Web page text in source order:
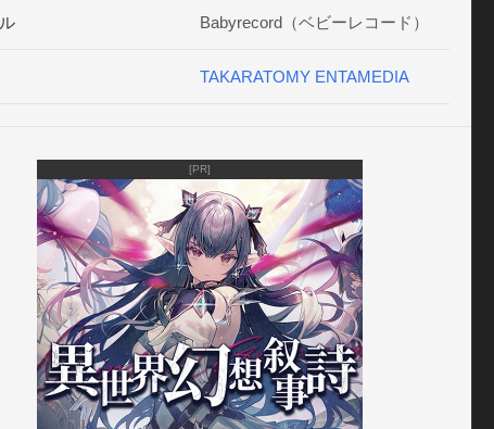
Babyrecord（ベビーレコード）
TAKARATOMY ENTAMEDIA
[PR]